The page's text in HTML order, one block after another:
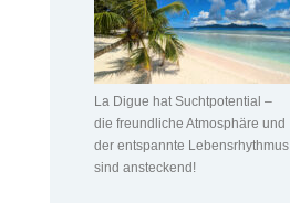
La Digue hat Suchtpotential –
die freundliche Atmosphäre und
der entspannte Lebensrhythmus
sind ansteckend!